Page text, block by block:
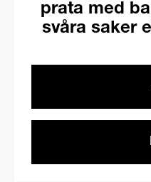
prata med
svåra saker